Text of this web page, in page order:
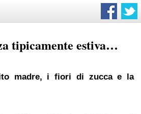
tipicamente estiva…
madre, i fiori di zucca e la